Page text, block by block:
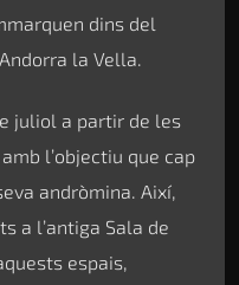
dins del
la Vella.
juliol a partir de les
l’objectiu que cap
andròmina. Així,
a l’antiga Sala de
espais,